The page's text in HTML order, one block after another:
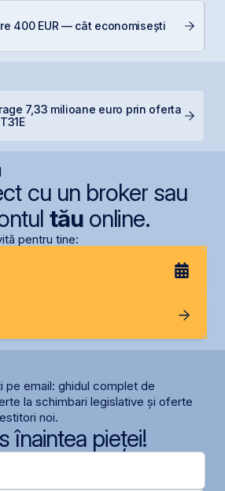
400 EUR — cât economisești
7,33 milioane euro prin oferta
cu un broker sau
tăuonline.
pentru tine:
email: ghidul complet de
la schimbari legislative și oferte
noi.
înaintea pieței!